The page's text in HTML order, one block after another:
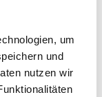
um
und
nutzen wir
Climate-